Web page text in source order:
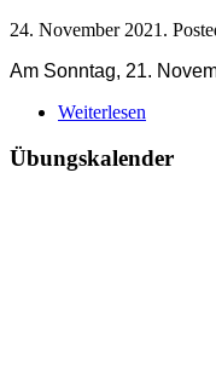
24. November 2021 .
Am Sonntag, 21.
Weiterlesen
Übungskalender